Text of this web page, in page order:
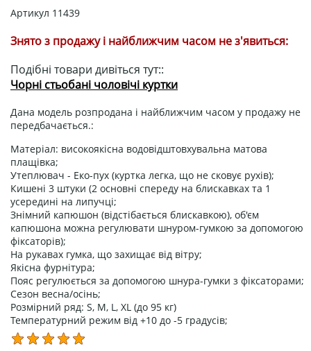
Артикул 11439
Знято з продажу і найближчим часом не з'явиться:
Подібні товари дивіться тут::
Чорні стьобані чоловічі куртки
Дана модель розпродана і найближчим часом у продажу не
передбачається.:
Матеріал: високоякісна водовідштовхувальна матова
плащівка;
Утеплювач - Еко-пух (куртка легка, що не сковує рухів);
Кишені 3 штуки (2 основні спереду на блискавках та 1
усередині на липучці;
Знімний капюшон (відстібається блискавкою), об'єм
капюшона можна регулювати шнуром-гумкою за допомогою
фіксаторів);
На рукавах гумка, що захищає від вітру;
Якісна фурнітура;
Пояс регулюється за допомогою шнура-гумки з фіксаторами;
Сезон весна/осінь;
Розмірний ряд: S, M, L, XL (до 95 кг)
Температурний режим від +10 до -5 градусів;